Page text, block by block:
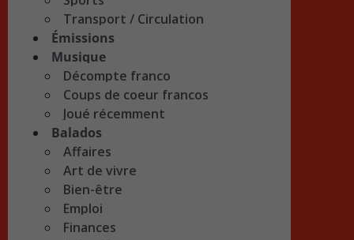
Transport / Circulation
Émissions
Musique
Décompte franco
Coups de coeur francos
Joué récemment
Balados
Affaires
Art de vivre
Bien-être
Emploi
Finances